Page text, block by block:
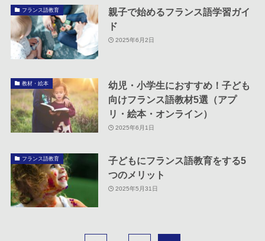
フランス語教育
親子で始めるフランス語学習ガイ
ド
2025年6月2日
教材・絵本
幼児・小学生におすすめ！子ども
向けフランス語教材5選（アプ
リ・絵本・オンライン）
2025年6月1日
フランス語教育
子どもにフランス語教育をする5
つのメリット
2025年5月31日